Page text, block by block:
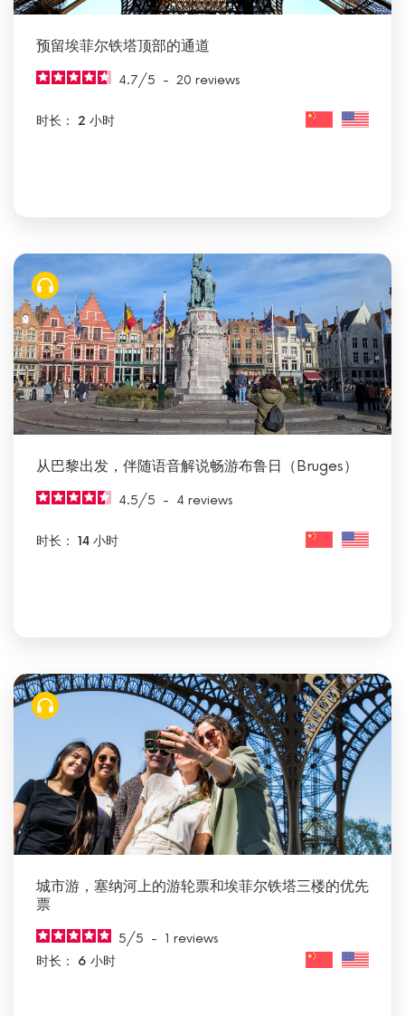
预留埃菲尔铁塔顶部的通道
4.7/5 - 20 reviews
时长： 2 小时
从巴黎出发，伴随语音解说畅游布鲁日（Bruges）
4.5/5 - 4 reviews
时长： 14 小时
城市游，塞纳河上的游轮票和埃菲尔铁塔三楼的优先
票
5/5 - 1 reviews
时长： 6 小时